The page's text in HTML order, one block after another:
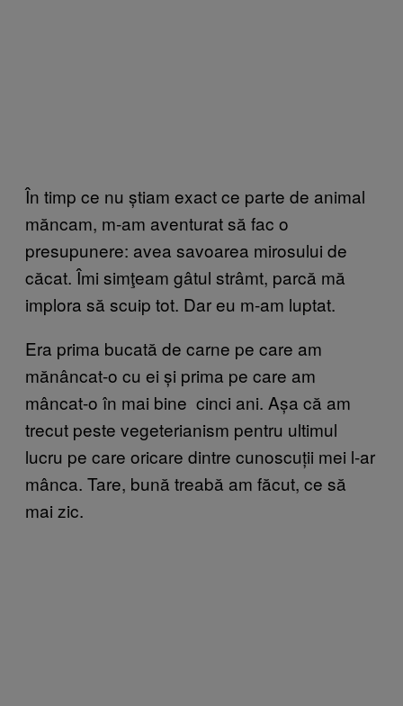
În timp ce nu știam exact ce parte de animal
măncam, m-am aventurat să fac o
presupunere: avea savoarea mirosului de
căcat. Îmi simţeam gâtul strâmt, parcă mă
implora să scuip tot. Dar eu m-am luptat.
Era prima bucată de carne pe care am
mănâncat-o cu ei și prima pe care am
mâncat-o în mai bine cinci ani. Așa că am
trecut peste vegeterianism pentru ultimul
lucru pe care oricare dintre cunoscuții mei l-ar
mânca. Tare, bună treabă am făcut, ce să
mai zic.